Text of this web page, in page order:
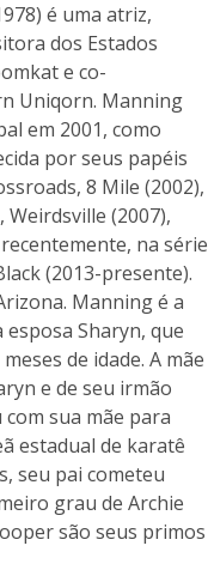
é uma atriz,
dos Estados
e co-
Uniqorn. Manning
em 2001, como
por seus papéis
8 Mile (2002),
Weirdsville (2007),
recentemente, na série
(2013-presente).
Manning é a
Sharyn, que
de idade. A mãe
e de seu irmão
sua mãe para
estadual de karatê
seu pai cometeu
grau de Archie
são seus primos